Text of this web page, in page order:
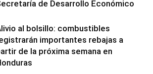
de Desarrollo Económico
al bolsillo: combustibles
importantes rebajas a
de la próxima semana en